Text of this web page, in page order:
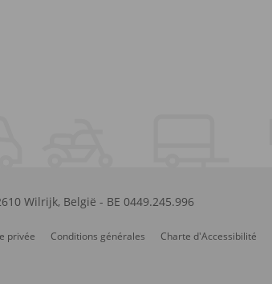
Wilrijk, België - BE 0449.245.996
privée Conditions générales Charte d'Accessibilité